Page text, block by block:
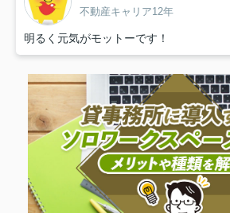
不動産キャリア12年
明るく元気がモットーです！